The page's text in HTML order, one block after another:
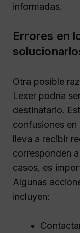
informadas.
Errores en
Otra posible
Lexer podría
destinatario.
confusiones
lleva a recibir
corresponden
casos, es
Algunas
incluyen: